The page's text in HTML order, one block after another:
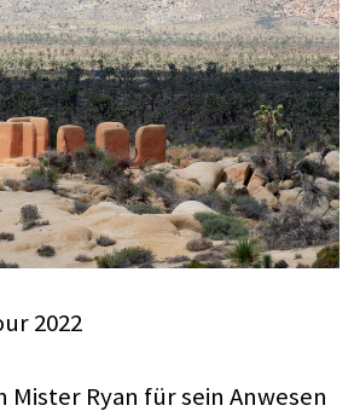
Mister Ryan für sein Anwesen